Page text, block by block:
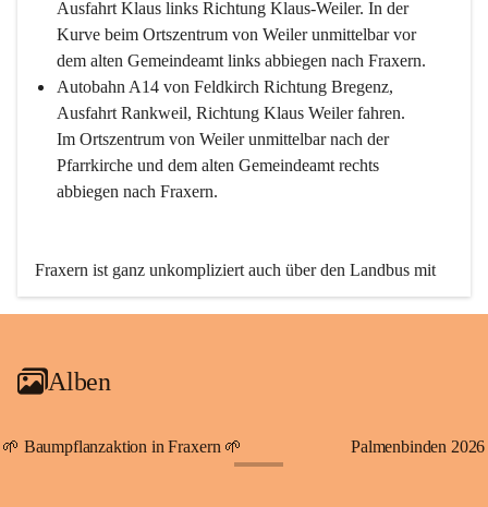
Ausfahrt Klaus links Richtung Klaus-Weiler. In der
Kurve beim Ortszentrum von Weiler unmittelbar vor
dem alten Gemeindeamt links abbiegen nach Fraxern.
Autobahn A14 von Feldkirch Richtung Bregenz,
Ausfahrt Rankweil, Richtung Klaus Weiler fahren.
Im Ortszentrum von Weiler unmittelbar nach der
Pfarrkirche und dem alten Gemeindeamt rechts
abbiegen nach Fraxern.
Fraxern ist ganz unkompliziert auch über den Landbus mit
den öffentlichen Verkehrsmitteln zu erreichen. Die Linie
An Samstagen, Sonn- und Feiertagen können Sie bequem
persönlichen Linienbus zur gewünschten Zeit zu Ihrer
Haltestelle bestellen. Sowohl von Weiler kommend nach
Alben
🌱 Baumpflanzaktion in Fraxern 🌱 Palmenbinden 2026